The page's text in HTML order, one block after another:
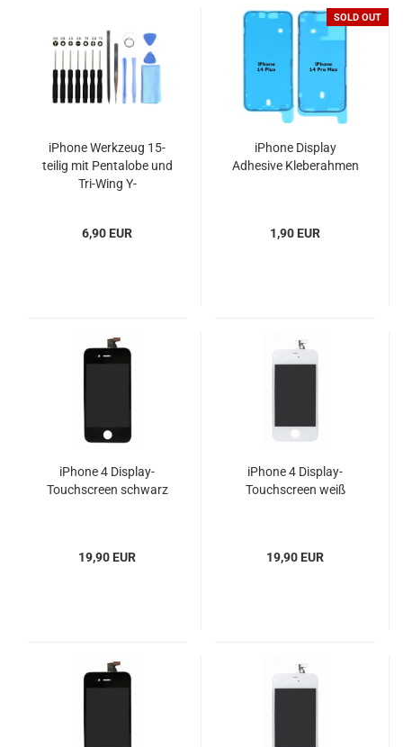
iPhone Werkzeug 15-
teilig mit Pentalobe und
Tri-Wing Y-
6,90 EUR
SOLD OUT
iPhone Display
Adhesive Kleberahmen
1,90 EUR
iPhone 4 Display-
Touchscreen schwarz
19,90 EUR
iPhone 4 Display-
Touchscreen weiß
19,90 EUR